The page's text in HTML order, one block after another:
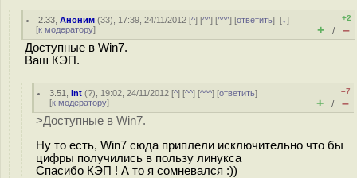
2.33 ,Аноним (33), 17:39, 24/11/2012 [^] [^^] [^^^] [ответить][↓]
[к модератору]
+2
+ / –
Доступные в Win7.
Ваш КЭП.
3.51 ,Int (?), 19:02, 24/11/2012 [^] [^^] [^^^] [ответить]
[к модератору]
–7
+ / –
>Доступные в Win7.
Ну то есть, Win7 сюда приплели исключительно что бы
цифры получились в пользу линукса
Спасибо КЭП ! А то я сомневался :))